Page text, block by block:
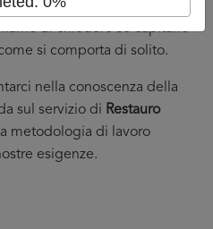
per il servizio di
di chiedere se capitano
si comporta di solito.
nella conoscenza della
sul servizio di Restauro
metodologia di lavoro
esigenze.